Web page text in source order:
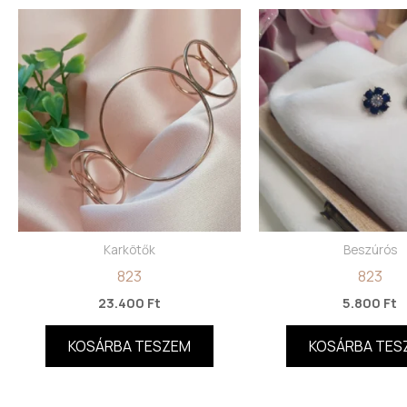
Karkötők
823
23.400 Ft
KOSÁRBA TESZEM
Beszúrós
823
5.800 Ft
KOSÁRBA